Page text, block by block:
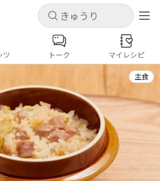
キャンセル
るとレシピを保存できます
新規登録
キャンセル
コンテンツ
トマト
とうもろこし
うが ゴーヤ
ツ トーク マイレシピ
主食